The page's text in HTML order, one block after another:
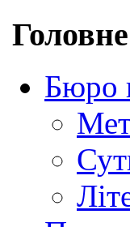
Бюро